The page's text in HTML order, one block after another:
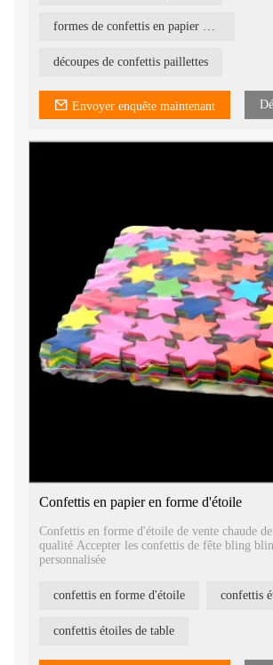
formes de confettis en papier de soie
découpes de confettis paillettes
Envoyer enquête maintenant
Confettis en papier en forme d'étoile
Confettis en forme d'étoile de vente chaude
qualité Accepter les confettis de fête bling
personnalisée
confettis en forme d'étoile confettis
confettis étoiles de table